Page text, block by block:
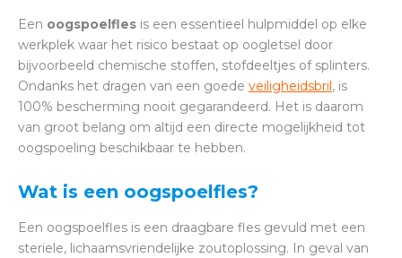
Een oogspoelfles is een essentieel hulpmiddel op elke
werkplek waar het risico bestaat op oogletsel door
bijvoorbeeld chemische stoffen, stofdeeltjes of splinters.
Ondanks het dragen van een goede veiligheidsbril, is
100% bescherming nooit gegarandeerd. Het is daarom
van groot belang om altijd een directe mogelijkheid tot
oogspoeling beschikbaar te hebben.
Wat is een oogspoelfles?
Een oogspoelfles is een draagbare fles gevuld met een
steriele, lichaamsvriendelijke zoutoplossing. In geval van